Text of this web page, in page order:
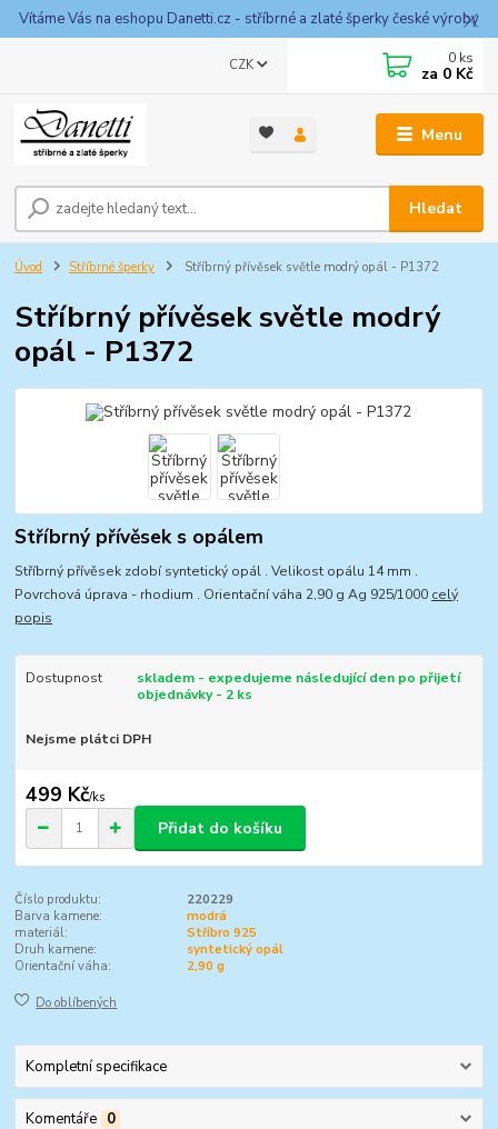
Vítáme Vás na eshopu Danetti.cz - stříbrné a zlaté šperky české výroby
Menu
CZK
Hledat
0 ks
za 0 Kč
Úvod Stříbrné šperky Stříbrný přívěsek světle modrý opál - P1372
Stříbrný přívěsek světle modrý
opál - P1372
Stříbrný přívěsek s opálem
Stříbrný přívěsek zdobí syntetický opál . Velikost opálu 14 mm .
Povrchová úprava - rhodium . Orientační váha 2,90 g Ag 925/1000 celý
popis
Dostupnost
skladem - expedujeme následující den po přijetí
objednávky - 2 ks
Nejsme plátci DPH
499 Kč/ks
Přidat do košíku
Číslo produktu:
220229
Barva kamene:
modrá
materiál:
Stříbro 925
Druh kamene:
syntetický opál
Orientační váha:
2,90 g
Do oblíbených
Kompletní specifikace
Komentáře 0